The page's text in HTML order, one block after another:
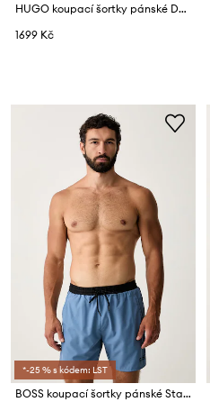
HUGO koupací šortky pánské DOMINICA
1699 Kč
*-25 % s kódem: LST
BOSS koupací šortky pánské Starfish